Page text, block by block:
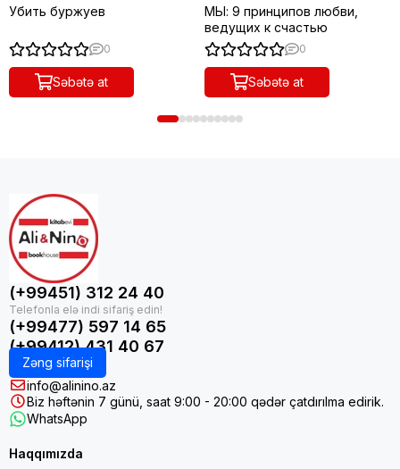
Убить буржуев
0
Səbətə at
МЫ: 9 принципов любви,
ведущих к счастью
0
Səbətə at
(+99451) 312 24 40
(+99477) 597 14 65
(+99412) 431 40 67
Zəng sifarişi
info@alinino.az
Biz həftənin 7 günü, saat 9:00 - 20:00 qədər çatdırılma edirik.
WhatsApp
Haqqımızda